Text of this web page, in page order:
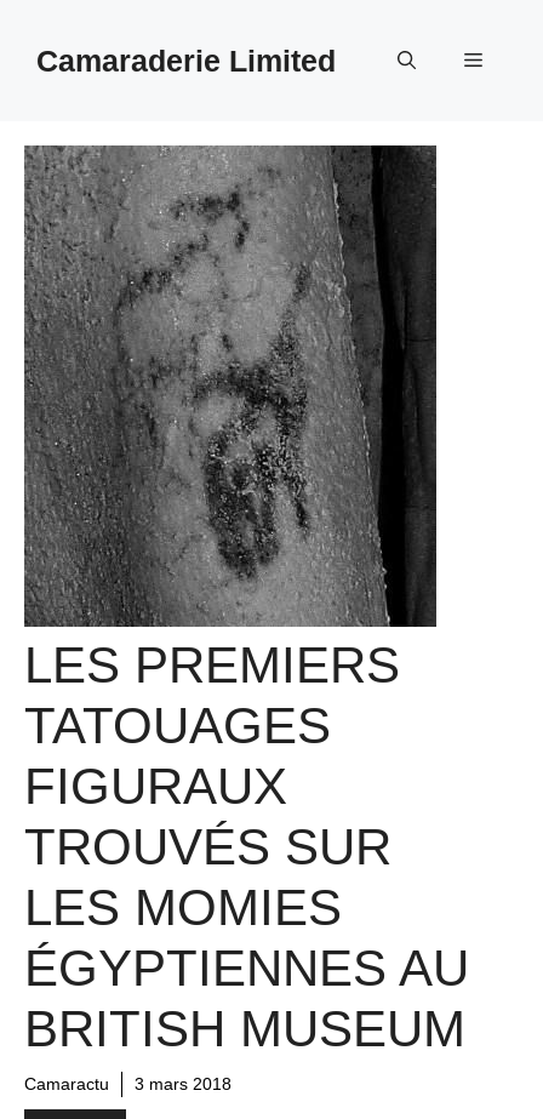
contenuCamaraderie Limited Menu
LES PREMIERS
TATOUAGES ​​
FIGURAUX
TROUVÉS SUR
LES MOMIES
ÉGYPTIENNES AU
BRITISH MUSEUM
Camaractu 3 mars 2018